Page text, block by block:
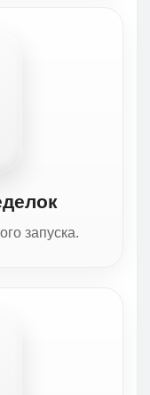
запуска.